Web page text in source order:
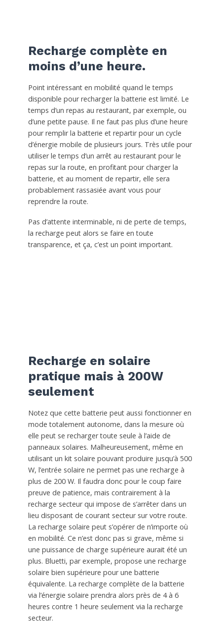
Recharge complète en
moins d’une heure.
Point intéressant en mobilité quand le temps
disponible pour recharger la batterie est limité. Le
temps d’un repas au restaurant, par exemple, ou
d’une petite pause. Il ne faut pas plus d’une heure
pour remplir la batterie et repartir pour un cycle
d’énergie mobile de plusieurs jours. Très utile pour
utiliser le temps d’un arrêt au restaurant pour le
repas sur la route, en profitant pour charger la
batterie, et au moment de repartir, elle sera
probablement rassasiée avant vous pour
reprendre la route.
Pas d’attente interminable, ni de perte de temps,
la recharge peut alors se faire en toute
transparence, et ça, c’est un point important.
Recharge en solaire
pratique mais à 200W
seulement
Notez que cette batterie peut aussi fonctionner en
mode totalement autonome, dans la mesure où
elle peut se recharger toute seule à l’aide de
panneaux solaires. Malheureusement, même en
utilisant un kit solaire pouvant produire jusqu’à 500
W, l’entrée solaire ne permet pas une recharge à
plus de 200 W. Il faudra donc pour le coup faire
preuve de patience, mais contrairement à la
recharge secteur qui impose de s’arrêter dans un
lieu disposant de courant secteur sur votre route.
La recharge solaire peut s’opérer de n’importe où
en mobilité. Ce n’est donc pas si grave, même si
une puissance de charge supérieure aurait été un
plus. Bluetti, par exemple, propose une recharge
solaire bien supérieure pour une batterie
équivalente. La recharge complète de la batterie
via l’énergie solaire prendra alors près de 4 à 6
heures contre 1 heure seulement via la recharge
secteur.